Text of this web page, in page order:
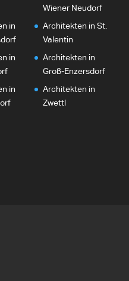
Wiener Neudorf
in
Architekten in St.
Valentin
in
Architekten in
Groß-Enzersdorf
in
Architekten in
Zwettl